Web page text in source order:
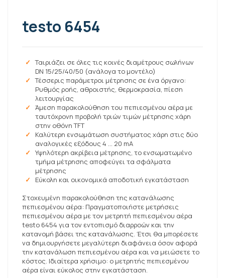
testo 6454
Ταιριάζει σε όλες τις κοινές διαμέτρους σωλήνων
DN 15/25/40/50 (ανάλογα το μοντέλο)
Τέσσερις παράμετροι μέτρησης σε ένα όργανο:
Ρυθμός ροής, αθροιστής, θερμοκρασία, πίεση
λειτουργίας
Άμεση παρακολούθηση του πεπιεσμένου αέρα με
ταυτόχρονη προβολή τριών τιμών μέτρησης χάρη
στην οθόνη TFT
Καλύτερη ενσωμάτωση συστήματος χάρη στις δύο
αναλογικές εξόδους 4 ... 20 mA
Υψηλότερη ακρίβεια μέτρησης, το ενσωματωμένο
τμήμα μέτρησης αποφεύγει τα σφάλματα
μέτρησης
Εύκολη και οικονομικά αποδοτική εγκατάσταση
Στοχευμένη παρακολούθηση της κατανάλωσης
πεπιεσμένου αέρα: Πραγματοποιήστε μετρήσεις
πεπιεσμένου αέρα με τον μετρητή πεπιεσμένου αέρα
testo 6454 για τον εντοπισμό διαρροών και την
κατανομή βάσει της κατανάλωσης. Έτσι θα μπορέσετε
να δημιουργήσετε μεγαλύτερη διαφάνεια όσον αφορά
την κατανάλωση πεπιεσμένου αέρα και να μειώσετε το
κόστος. Ιδιαίτερα χρήσιμο: ο μετρητής πεπιεσμένου
αέρα είναι εύκολος στην εγκατάσταση.